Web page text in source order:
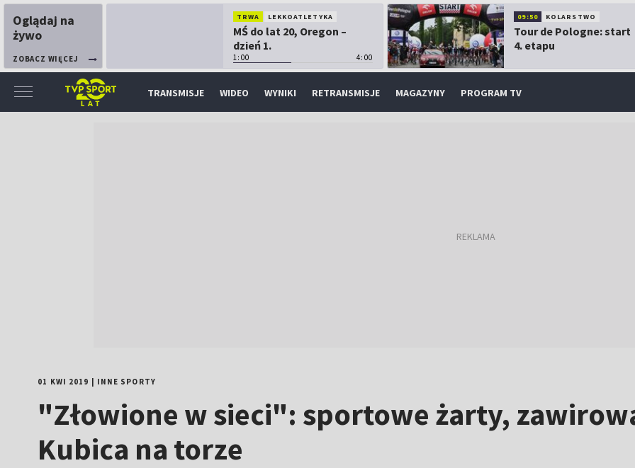
Oglądaj na
żywo
ZOBACZ WIĘCEJ
TRWA LEKKOATLETYKA
MŚ do lat 20, Oregon –
dzień 1.
1:00 4:00
09:50 KOLARSTWO
Tour de Pologne: start
4. etapu
TRANSMISJE WIDEO WYNIKI RETRANSMISJE MAGAZYNY PROGRAM TV
01 KWI 2019 INNE SPORTY
"Złowione w sieci": sportowe żarty,
Kubica na torze